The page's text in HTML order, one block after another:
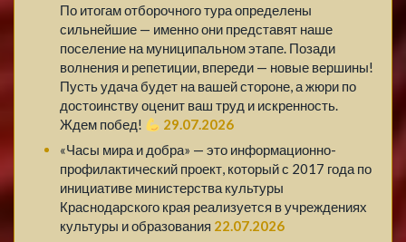
По итогам отборочного тура определены
сильнейшие — именно они представят наше
поселение на муниципальном этапе. Позади
волнения и репетиции, впереди — новые вершины!
Пусть удача будет на вашей стороне, а жюри по
достоинству оценит ваш труд и искренность.
Ждем побед!
29.07.2026
«Часы мира и добра» — это информационно-
профилактический проект, который с 2017 года по
инициативе министерства культуры
Краснодарского края реализуется в учреждениях
культуры и образования 22.07.2026